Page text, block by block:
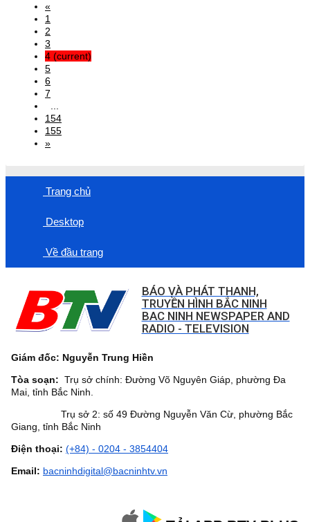
«
1
2
3
4 (current)
5
6
7
154
155
»
Trang chủ
Desktop
Về đầu trang
BÁO VÀ PHÁT THANH,
TRUYỀN HÌNH BẮC NINH
BAC NINH NEWSPAPER AND
RADIO - TELEVISION
Giám đốc: Nguyễn Trung Hiền
Tòa soạn: Trụ sở chính: Đường Võ Nguyên Giáp, phường Đa
Mai, tỉnh Bắc Ninh.
Trụ sở 2: số 49 Đường Nguyễn Văn Cừ, phường Bắc
Giang, tỉnh Bắc Ninh
Điện thoại: (+84) - 0204 - 3854404
Email: bacninhdigital@bacninhtv.vn